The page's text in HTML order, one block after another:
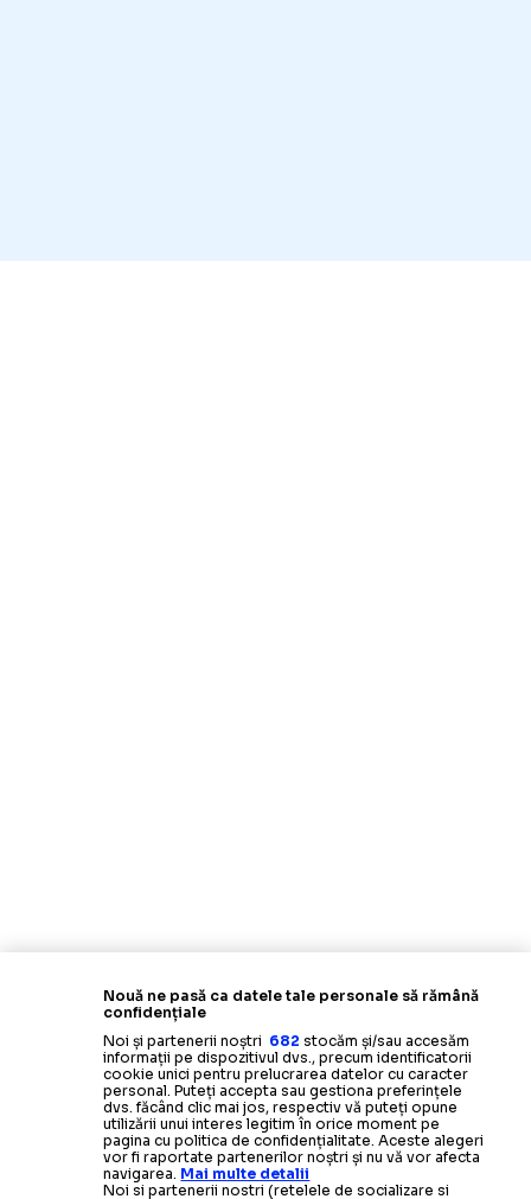
Nouă ne pasă ca datele tale personale să rămână
confidențiale
Noi și partenerii noștri 682 stocăm și/sau accesăm
informații pe dispozitivul dvs., precum identificatorii
cookie unici pentru prelucrarea datelor cu caracter
personal. Puteți accepta sau gestiona preferințele
dvs. făcând clic mai jos, respectiv vă puteți opune
utilizării unui interes legitim în orice moment pe
pagina cu politica de confidențialitate. Aceste alegeri
vor fi raportate partenerilor noștri și nu vă vor afecta
navigarea. Mai multe detalii
Noi si partenerii nostri (retelele de socializare si